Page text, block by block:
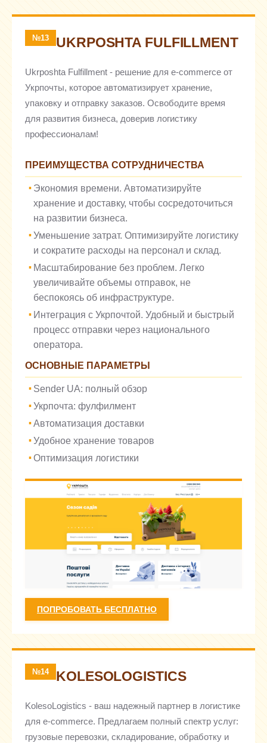
№13 UKRPOSHTA FULFILLMENT
Ukrposhta Fulfillment - решение для e-commerce от
Укрпочты, которое автоматизирует хранение,
упаковку и отправку заказов. Освободите время
для развития бизнеса, доверив логистику
профессионалам!
ПРЕИМУЩЕСТВА СОТРУДНИЧЕСТВА
Экономия времени. Автоматизируйте
хранение и доставку, чтобы сосредоточиться
на развитии бизнеса.
Уменьшение затрат. Оптимизируйте логистику
и сократите расходы на персонал и склад.
Масштабирование без проблем. Легко
увеличивайте объемы отправок, не
беспокоясь об инфраструктуре.
Интеграция с Укрпочтой. Удобный и быстрый
процесс отправки через национального
оператора.
ОСНОВНЫЕ ПАРАМЕТРЫ
Sender UA: полный обзор
Укрпочта: фулфилмент
Автоматизация доставки
Удобное хранение товаров
Оптимизация логистики
ПОПРОБОВАТЬ БЕСПЛАТНО
№14 KOLESOLOGISTICS
KolesoLogistics - ваш надежный партнер в логистике
для e-commerce. Предлагаем полный спектр услуг:
грузовые перевозки, складирование, обработку и